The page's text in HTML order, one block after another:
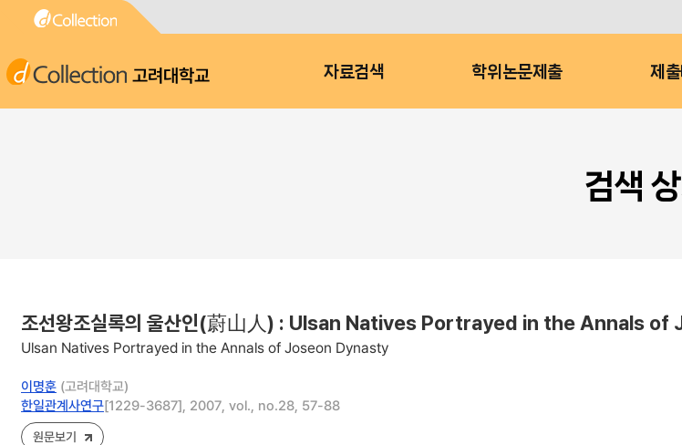
고려대학교 자료검색 학위논문제출 제
검색 상
조선왕조실록의 울산인(蔚山人) : Ulsan Natives Portrayed in the Annals
Ulsan Natives Portrayed in the Annals of Joseon Dynasty
이명훈 (고려대학교)
한일관계사연구[1229-3687], 2007, vol., no.28, 57-88
원문보기